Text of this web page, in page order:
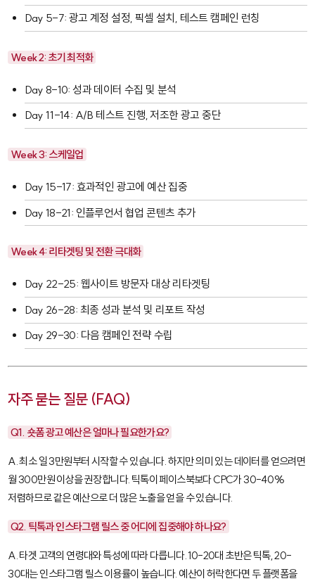
Day 5-7: 광고 계정 설정, 픽셀 설치, 테스트 캠페인 런칭
Week 2: 초기 최적화
Day 8-10: 성과 데이터 수집 및 분석
Day 11-14: A/B 테스트 진행, 저조한 광고 중단
Week 3: 스케일업
Day 15-17: 효과적인 광고에 예산 집중
Day 18-21: 인플루언서 협업 콘텐츠 추가
Week 4: 리타겟팅 및 전환 극대화
Day 22-25: 웹사이트 방문자 대상 리타겟팅
Day 26-28: 최종 성과 분석 및 리포트 작성
Day 29-30: 다음 캠페인 전략 수립
자주 묻는 질문 (FAQ)
Q1. 숏폼 광고 예산은 얼마나 필요한가요?
A. 최소 일 3만원부터 시작할 수 있습니다. 하지만 의미 있는 데이터를 얻으려면
월 300만원 이상을 권장합니다. 틱톡이 페이스북보다 CPC가 30-40%
저렴하므로 같은 예산으로 더 많은 노출을 얻을 수 있습니다.
Q2. 틱톡과 인스타그램 릴스 중 어디에 집중해야 하나요?
A. 타겟 고객의 연령대와 특성에 따라 다릅니다. 10-20대 초반은 틱톡, 20-
30대는 인스타그램 릴스 이용률이 높습니다. 예산이 허락한다면 두 플랫폼을